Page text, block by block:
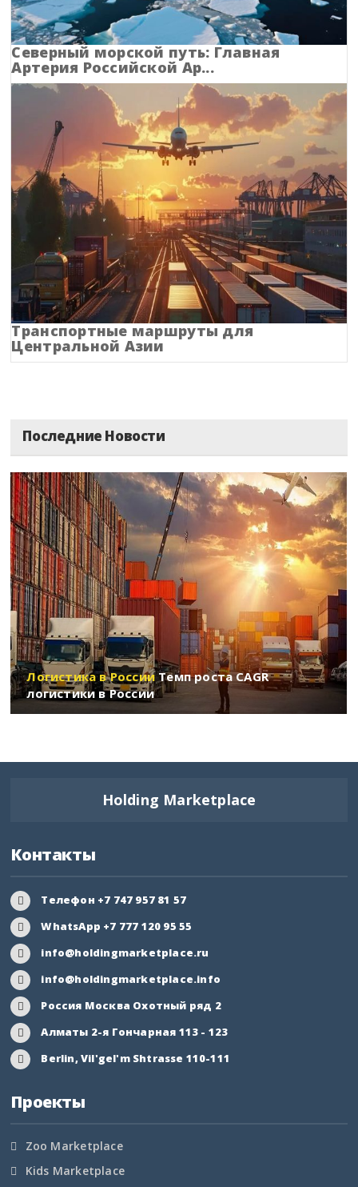
Краснодарский край
Красноярский край
Крым
Курганская область
Курская область
Ленинградская область
Липецкая область
Магаданская область
Марий Эл
Мордовия
Ненецкий АО
Нижегородская область
Новгородская область
Новосибирская область
Омская область
Оренбургская область
Орловская область
Пермский край
Приморский край
Самарская область
Саратовская область
Саха Якутия
Сахалинская область
Смоленская область
Северный морской путь: Главная
Артерия Российской Ар...
Транспортные маршруты для
Центральной Азии
Последние Новости
Логистика в России Темп роста CAGR
логистики в России
Holding Marketplace
Контакты
Телефон +7 747 957 81 57
WhatsApp +7 777 120 95 55
info@holdingmarketplace.ru
info@holdingmarketplace.info
Россия Москва Охотный ряд 2
Алматы 2-я Гончарная 113 - 123
Berlin, Vil'gel'm Shtrasse 110-111
Проекты
Zoo Marketplace
Kids Marketplace